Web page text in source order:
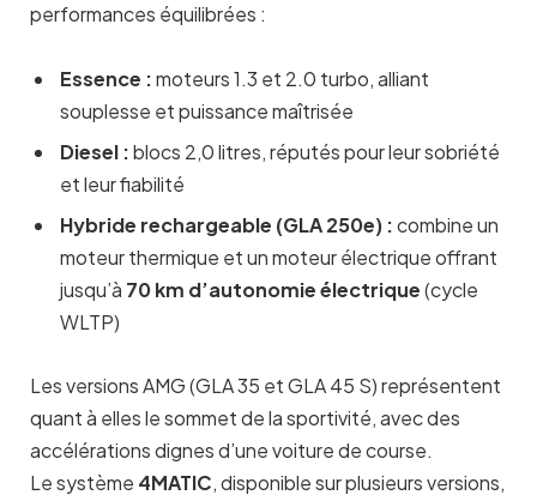
performances équilibrées :
Essence :moteurs 1.3 et 2.0 turbo, alliant
souplesse et puissance maîtrisée
Diesel :blocs 2,0 litres, réputés pour leur sobriété
et leur fiabilité
Hybride rechargeable (GLA 250e) :combine un
moteur thermique et un moteur électrique offrant
jusqu’à 70 km d’autonomie électrique(cycle
WLTP)
Les versions AMG (GLA 35 et GLA 45 S) représentent
quant à elles le sommet de la sportivité, avec des
accélérations dignes d’une voiture de course.
Le système 4MATIC, disponible sur plusieurs versions,